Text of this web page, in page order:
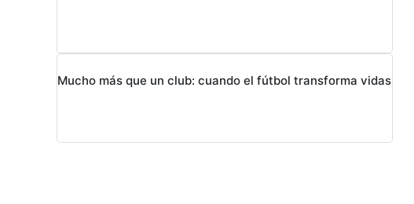
Mucho más que un club: cuando el fútbol transforma vidas